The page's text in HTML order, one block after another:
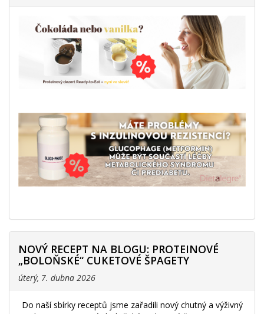
NOVÝ RECEPT NA BLOGU: PROTEINOVÉ
„BOLOŇSKÉ“ CUKETOVÉ ŠPAGETY
úterý, 7. dubna 2026
Do naší sbírky receptů jsme zařadili nový chutný a výživný